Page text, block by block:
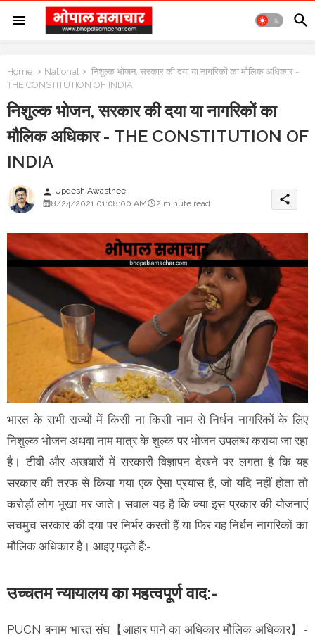
Home National
निशुल्क भोजन, सरकार की दया या नागरिकों का मौलिक अधिकार -
THE CONSTITUTION OF INDIA
निशुल्क भोजन, सरकार की दया या नागरिकों का
मौलिक अधिकार - THE CONSTITUTION OF
INDIA
person Updesh Awasthee
8/24/2021 01:08:00 AM
2 minute read share
भारत के सभी राज्यों में किसी ना किसी नाम से निर्धन नागरिकों के लिए
निशुल्क भोजन अथवा नाम मात्र के शुल्क पर भोजन उपलब्ध कराया जा रहा
है। टीवी और अखबारों में सरकारी विज्ञापन देखने पर लगता है कि यह
सरकार की तरफ से किया गया एक ऐसा प्रयास है, जो यदि नहीं होता तो
करोड़ों लोग भूखा मर जाते। सवाल यह है कि क्या इस प्रकार की योजनाएं
सचमुच सरकार की दया पर निर्भर करती हैं या फिर यह निर्धन नागरिकों का
मौलिक अधिकार है। आइए पढ़ते हैं:-
उच्चतम न्यायालय का महत्वपूर्ण वाद:-
PUCN बनाम भारत संघ【आहार पाने का अधिकार मौलिक अधिकार】-